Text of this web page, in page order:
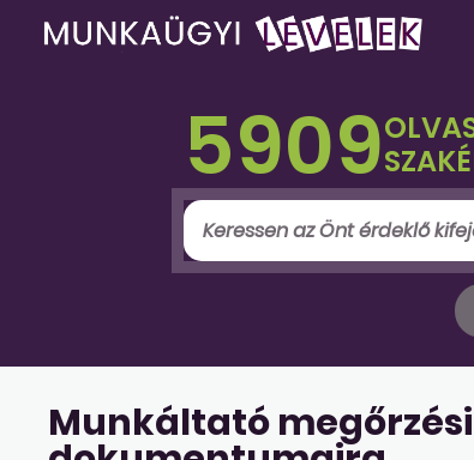
5909
Munkáltató